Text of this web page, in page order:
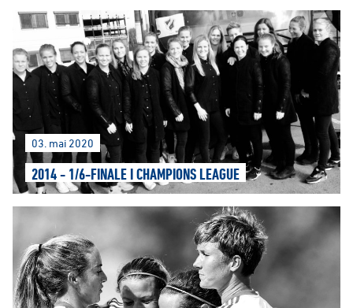
03. mai 2020
2014 - 1/6-FINALE I CHAMPIONS LEAGUE